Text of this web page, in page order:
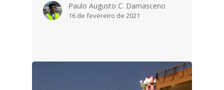
Paulo Augusto C. Damasceno
16 de fevereiro de 2021Dry-Flo®
EXTINTORES